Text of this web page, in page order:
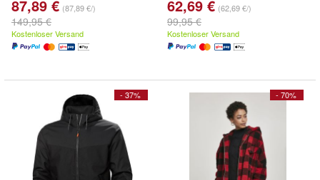
87,89 € (87,89 €/)
149,95 €
Kostenloser Versand
62,69 € (62,69 €/)
99,95 €
Kostenloser Versand
- 37% - 70%